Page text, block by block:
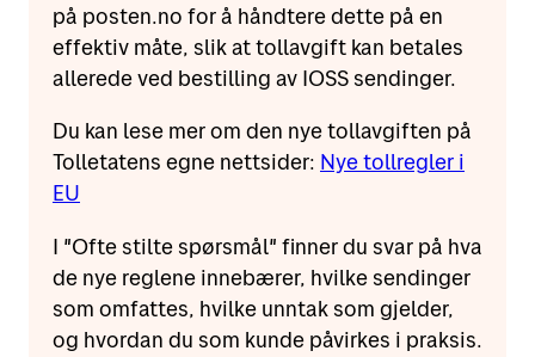
på posten.no for å håndtere dette på en
effektiv måte, slik at tollavgift kan betales
allerede ved bestilling av IOSS sendinger.
Du kan lese mer om den nye tollavgiften på
Tolletatens egne nettsider: Nye tollregler i
EU
I "Ofte stilte spørsmål" finner du svar på hva
de nye reglene innebærer, hvilke sendinger
som omfattes, hvilke unntak som gjelder,
og hvordan du som kunde påvirkes i praksis.